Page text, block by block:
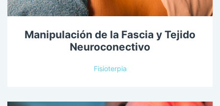
Manipulación de la Fascia y Tejido
Neuroconectivo
Fisioterpia